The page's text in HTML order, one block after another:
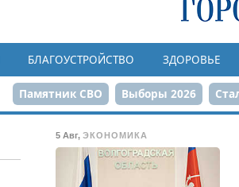
БЛАГОУСТРОЙСТВО ЗДОРОВЬЕ
Памятник СВО Выборы 2026
5 Авг,ЭКОНОМИКА